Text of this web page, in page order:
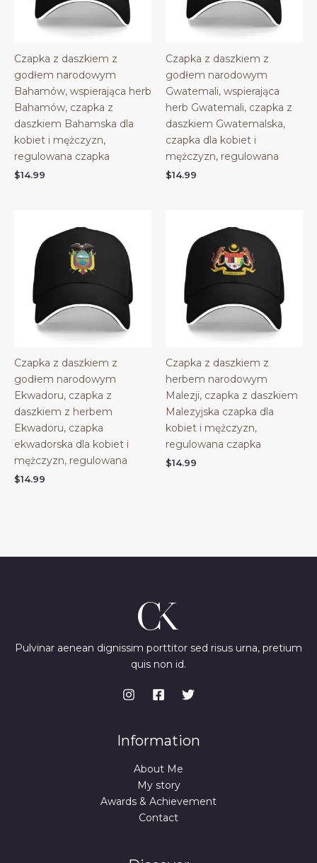
Czapka z daszkiem z
godłem narodowym
Bahamów, wspierająca herb
Bahamów, czapka z
daszkiem Bahamska dla
kobiet i mężczyzn,
regulowana czapka
$14.99
Czapka z daszkiem z
godłem narodowym
Gwatemali, wspierająca
herb Gwatemali, czapka z
daszkiem Gwatemalska,
czapka dla kobiet i
mężczyzn, regulowana
$14.99
Czapka z daszkiem z
godłem narodowym
Ekwadoru, czapka z
daszkiem z herbem
Ekwadoru, czapka
ekwadorska dla kobiet i
mężczyzn, regulowana
$14.99
Czapka z daszkiem z
herbem narodowym
Malezji, czapka z daszkiem
Malezyjska czapka dla
kobiet i mężczyzn,
regulowana czapka
$14.99
Pulvinar aenean dignissim porttitor sed risus urna, pretium
quis non id.
Information
About Me
My story
Awards & Achievement
Contact